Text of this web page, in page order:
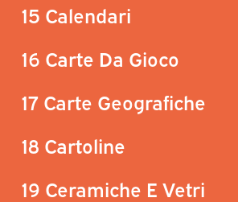
15 Calendari
16 Carte Da Gioco
17 Carte Geografiche
18 Cartoline
19 Ceramiche E Vetri